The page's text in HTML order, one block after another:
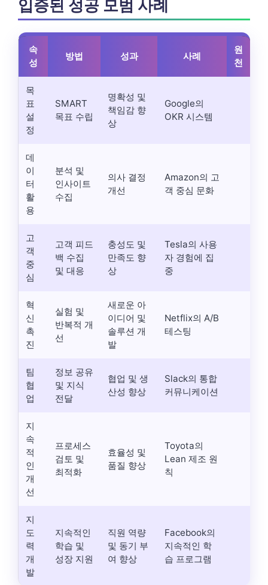
입증된 성공 모범 사례
속
성
방법 성과 사례
원
천
목
표
설
정
SMART
목표 수립
명확성 및
책임감 향
상
Google의
OKR 시스템
데
이
터
활
용
분석 및
인사이트
수집
의사 결정
개선
Amazon의 고
객 중심 문화
고
객
중
심
고객 피드
백 수집
및 대응
충성도 및
만족도 향
상
Tesla의 사용
자 경험에 집
중
혁
신
촉
진
실험 및
반복적 개
선
새로운 아
이디어 및
솔루션 개
발
Netflix의 A/B
테스팅
팀
협
업
정보 공유
및 지식
전달
협업 및 생
산성 향상
Slack의 통합
커뮤니케이션
지
속
적
인
개
선
프로세스
검토 및
최적화
효율성 및
품질 향상
Toyota의
Lean 제조 원
칙
지
도
력
개
발
지속적인
학습 및
성장 지원
직원 역량
및 동기 부
여 향상
Facebook의
지속적인 학
습 프로그램